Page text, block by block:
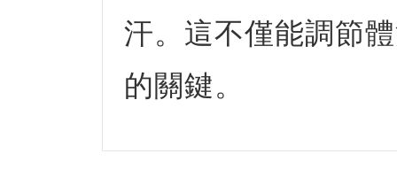
汗。這不僅能調節
的關鍵。